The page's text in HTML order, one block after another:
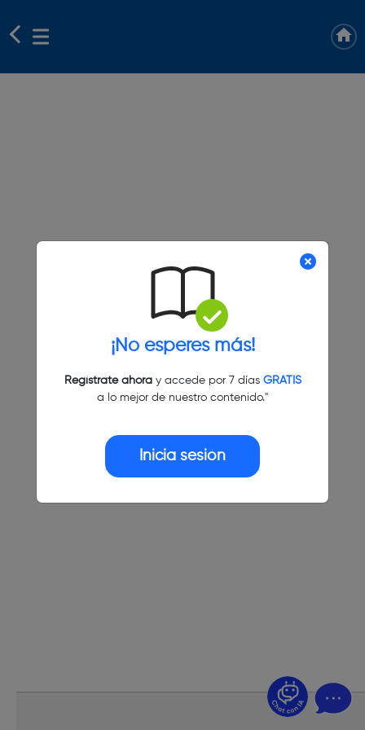
¡No esperes más!
Regístrate ahoray accede por 7 días GRATIS
a lo mejor de nuestro contenido."
Inicia sesión